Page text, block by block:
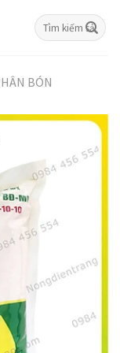
Tìm
kiếm:
BÓN